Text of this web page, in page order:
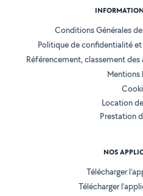
Conditions Générales
Politique de confidentialité
Référencement, classement
Mentions
Location
Prestation
NOS
Télécharger
Télécharger